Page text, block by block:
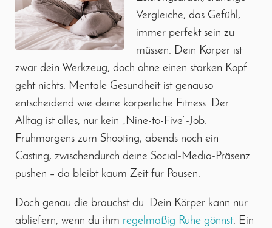
Vergleiche, das Gefühl,
immer perfekt sein zu
müssen. Dein Körper ist
zwar dein Werkzeug, doch ohne einen starken Kopf
geht nichts. Mentale Gesundheit ist genauso
entscheidend wie deine körperliche Fitness. Der
Alltag ist alles, nur kein „Nine-to-Five“-Job.
Frühmorgens zum Shooting, abends noch ein
Casting, zwischendurch deine Social-Media-Präsenz
pushen – da bleibt kaum Zeit für Pausen.
Doch genau die brauchst du. Dein Körper kann nur
abliefern, wenn du ihm regelmäßig Ruhe gönnst. Ein